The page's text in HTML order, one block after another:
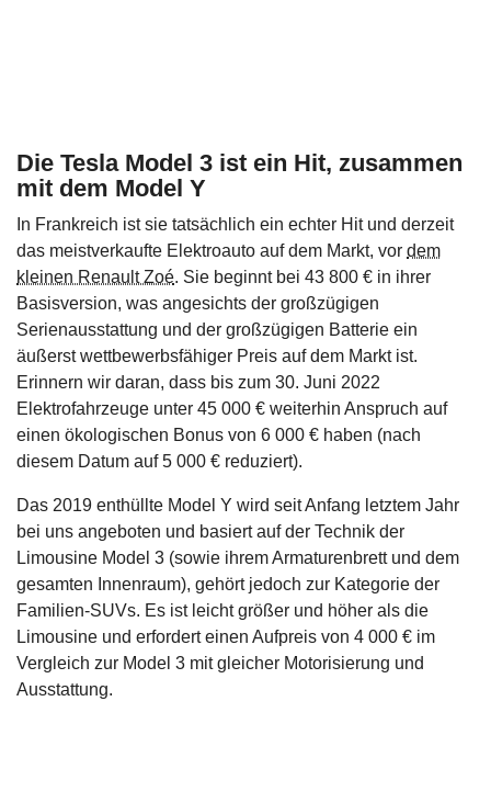
Die Tesla Model 3 ist ein Hit, zusammen
mit dem Model Y
In Frankreich ist sie tatsächlich ein echter Hit und derzeit
das meistverkaufte Elektroauto auf dem Markt, vor dem
kleinen Renault Zoé. Sie beginnt bei 43 800 € in ihrer
Basisversion, was angesichts der großzügigen
Serienausstattung und der großzügigen Batterie ein
äußerst wettbewerbsfähiger Preis auf dem Markt ist.
Erinnern wir daran, dass bis zum 30. Juni 2022
Elektrofahrzeuge unter 45 000 € weiterhin Anspruch auf
einen ökologischen Bonus von 6 000 € haben (nach
diesem Datum auf 5 000 € reduziert).
Das 2019 enthüllte Model Y wird seit Anfang letztem Jahr
bei uns angeboten und basiert auf der Technik der
Limousine Model 3 (sowie ihrem Armaturenbrett und dem
gesamten Innenraum), gehört jedoch zur Kategorie der
Familien-SUVs. Es ist leicht größer und höher als die
Limousine und erfordert einen Aufpreis von 4 000 € im
Vergleich zur Model 3 mit gleicher Motorisierung und
Ausstattung.